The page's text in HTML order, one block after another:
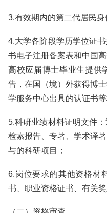
3.有效期内的第二代居民身
4.大学各阶段学历学位证
书电子注册备案表和中国
高校应届博士毕业生提供
告，在国（境）外获得博
学服务中心出具的认证书等
5.科研业绩材料证明文件
检索报告、专著、学术译
与的科研项目；
6.岗位要求的其他资格材
书、职业资格证书、有关